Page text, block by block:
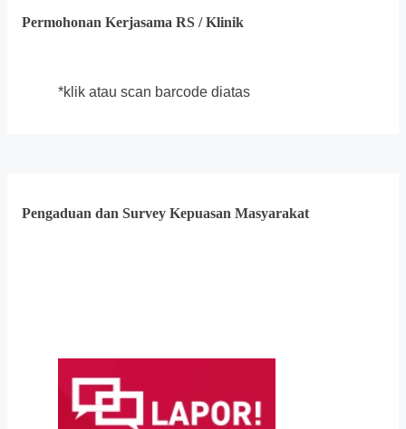
Permohonan Kerjasama RS / Klinik
*klik atau scan barcode diatas
Pengaduan dan Survey Kepuasan Masyarakat